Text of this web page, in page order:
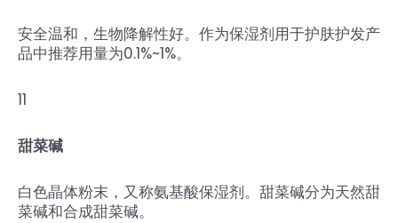
安全温和，生物降解性好。作为保湿剂用于护肤护发产
品中推荐用量为0.1%~1%。
11
甜菜碱
白色晶体粉末，又称氨基酸保湿剂。甜菜碱分为天然甜
菜碱和合成甜菜碱。